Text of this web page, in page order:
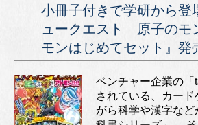
小冊子付きで学研から登
ュークエスト 原子のモ
モンはじめてセット』発
ベンチャー企業の
されている、カー
がら科学や漢字な